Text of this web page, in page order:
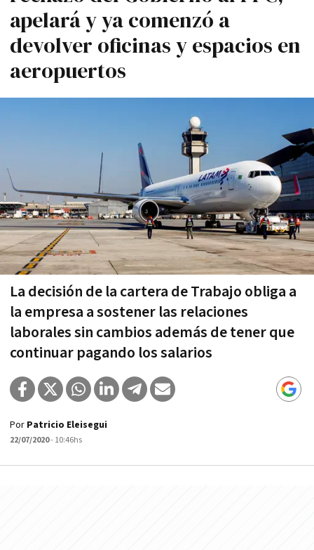
apelará y ya comenzó a
devolver oficinas y espacios en
aeropuertos
La decisión de la cartera de Trabajo obliga a
la empresa a sostener las relaciones
laborales sin cambios además de tener que
continuar pagando los salarios
Por Patricio Eleisegui
22/07/2020- 10:46hs